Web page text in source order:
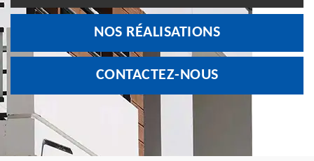
NOS RÉALISATIONS
CONTACTEZ-NOUS